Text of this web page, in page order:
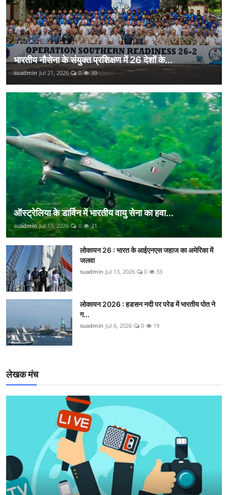
भारतीय नौसेना के संयुक्त प्रशिक्षण में 26 देशों के...
suadmin Jul 21, 2026 0 39
ऑस्ट्रेलिया के डार्विन में भारतीय वायु सेना का हवा...
suadmin Jul 19, 2026 0 21
लोकायन 26 : भारत के आईएनएस जहाज का अमेरिका में
जलवा
suadmin Jul 13, 2026 0 33
लोकायन 2026 : हडसन नदी पर परेड में भारतीय पोत ने
ग...
suadmin Jul 6, 2026 0 19
लेखक मंच